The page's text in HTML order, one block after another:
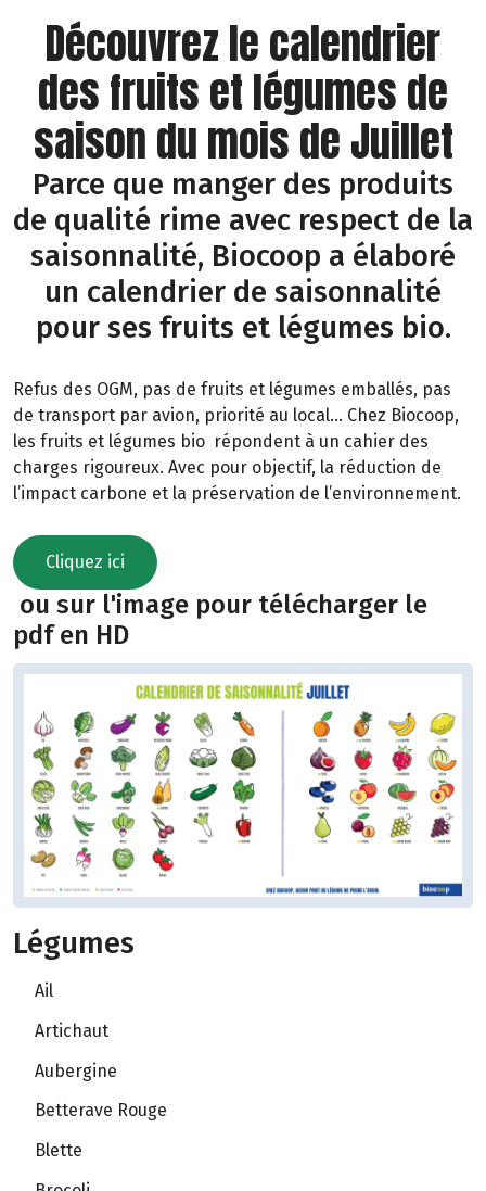
Découvrez le calendrier
des fruits et légumes de
saison du mois de Juillet
Parce que manger des produits
de qualité rime avec respect de la
saisonnalité, Biocoop a élaboré
un calendrier de saisonnalité
pour ses fruits et légumes bio.
Refus des OGM, pas de fruits et légumes emballés, pas
de transport par avion, priorité au local… Chez Biocoop,
les fruits et légumes bio répondent à un cahier des
charges rigoureux. Avec pour objectif, la réduction de
l’impact carbone et la préservation de l’environnement.
Cliquez ici
ou sur l'image pour télécharger le
pdf en HD
Légumes
Ail
Artichaut
Aubergine
Betterave Rouge
Blette